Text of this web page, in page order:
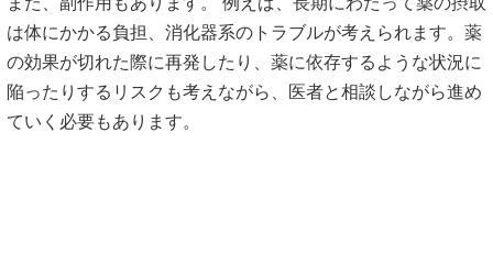
は体にかかる負担、消化器系のトラブルが考えられます。薬
の効果が切れた際に再発したり、薬に依存するような状況に
陥ったりするリスクも考えながら、医者と相談しながら進め
ていく必要もあります。